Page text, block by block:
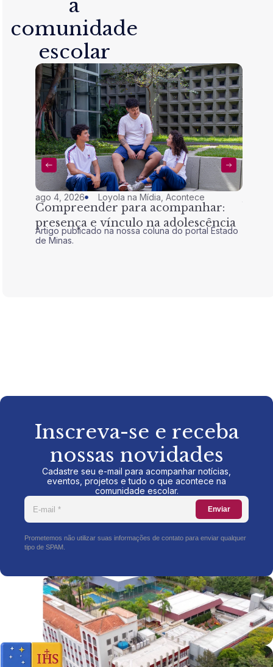
a
comunidade
escolar
ago 4, 2026 Loyola na Mídia ,Acontece
Compreender para acompanhar:
presença e vínculo na adolescência
Artigo publicado na nossa coluna do portal Estado
de Minas.
Inscreva-se e receba
nossas novidades
Cadastre seu e-mail para acompanhar notícias,
eventos, projetos e tudo o que acontece na
comunidade escolar.
Enviar
Prometemos não utilizar suas informações de contato para enviar qualquer
tipo de SPAM.